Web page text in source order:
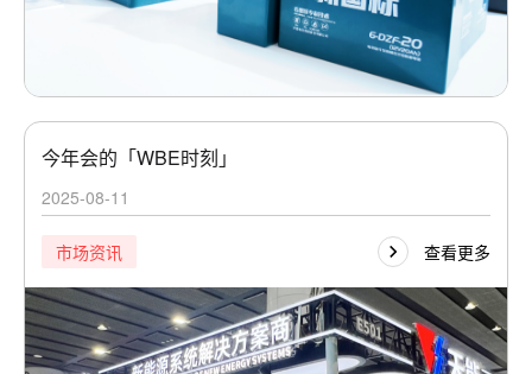
今年会的「WBE时刻」
2025-08-11
市场资讯 查看更多